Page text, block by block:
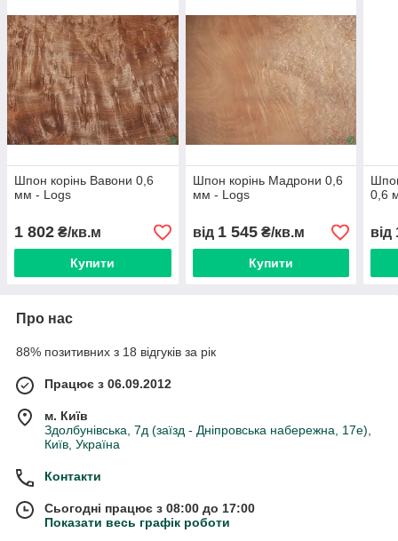
Шпон корінь Вавони 0,6
мм - Logs
1 802 ₴/кв.м
Купити
Шпон корінь Мадрони 0,6
мм - Logs
від 1 545₴/кв.м
Купити
0,6
від
Про нас
88% позитивних з 18 відгуків за рік
Працює з 06.09.2012
м. Київ
Здолбунівська, 7д (заїзд - Дніпровська набережна, 17е),
Київ, Україна
Контакти
Сьогодні працює з 08:00 до 17:00
Показати весь графік роботи